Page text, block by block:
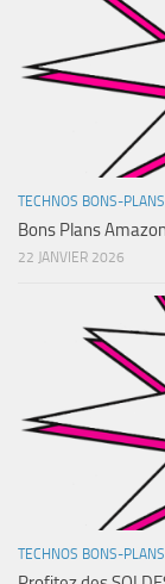
TECHNOS BONS-PLANS
Bons Plans
22 JANVIER 2026
TECHNOS BONS-PLANS